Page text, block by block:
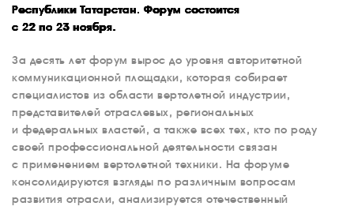
Республики Татарстан. Форум состоится
с 22 по 23 ноября.
За десять лет форум вырос до уровня авторитетной
коммуникационной площадки, которая собирает
специалистов из области вертолетной индустрии,
представителей отраслевых, региональных
и федеральных властей, а также всех тех, кто по роду
своей профессиональной деятельности связан
с применением вертолетной техники. На форуме
консолидируются взгляды по различным вопросам
развития отрасли, анализируется отечественный